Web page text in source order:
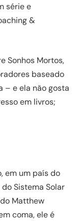
série e
&
Sonhos Mortos,
baseado
– e ela não gosta
em livros;
em um país do
Sistema Solar
Matthew
coma, ele é